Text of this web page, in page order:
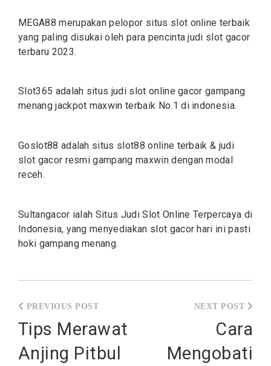
MEGA88 merupakan pelopor situs slot online terbaik
yang paling disukai oleh para pencinta judi slot gacor
terbaru 2023.
Slot365 adalah situs judi slot online gacor gampang
menang jackpot maxwin terbaik No.1 di indonesia.
Goslot88 adalah situs slot88 online terbaik & judi
slot gacor resmi gampang maxwin dengan modal
receh.
Sultangacor ialah Situs JudiSlot Online Terpercaya di
Indonesia, yang menyediakan slot gacor hari ini pasti
hoki gampang menang.
navigation
Tips Merawat
Anjing Pitbul
Cara
Mengobati